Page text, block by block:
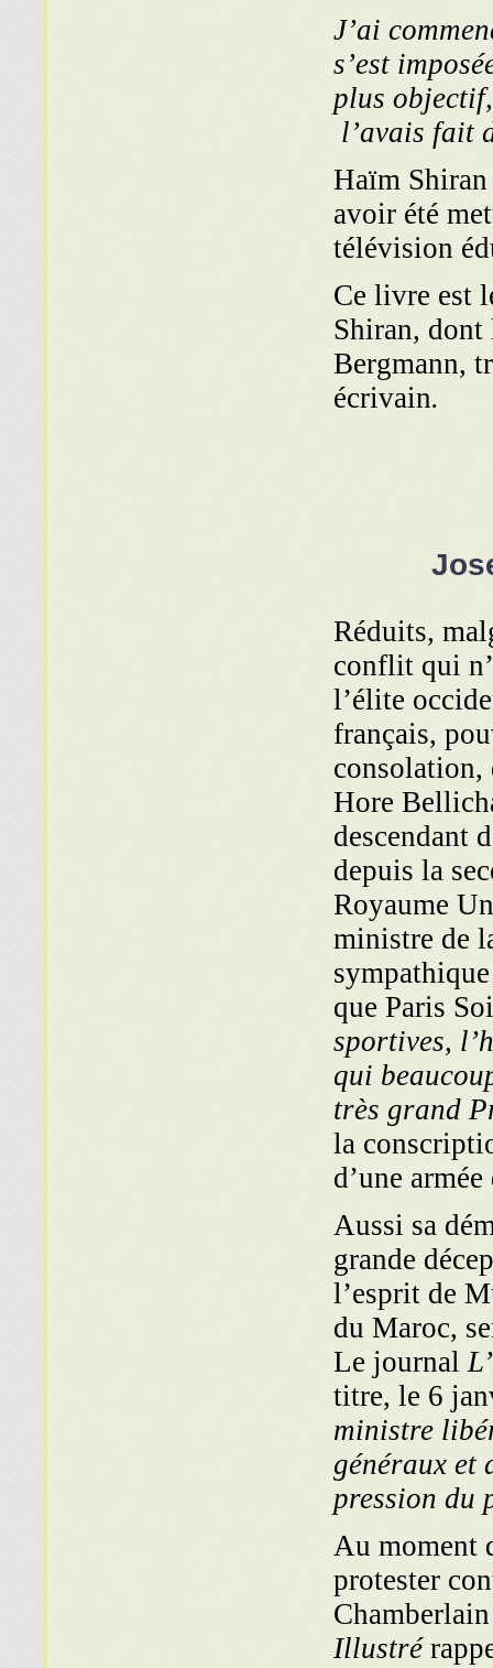
J’ai
s’est
plus
l’avais fait
Haïm
avoir été
télévision
Ce livre est
Shiran, dont
Bergmann,
écrivain.
Réduits,
conflit qui
l’élite
français,
consolation,
Hore
descendant
depuis la
Royaume
ministre de
que Paris
sportives,
qui
très grand
la
d’une
Aussi sa
grande
l’esprit de
du Maroc,
Le journal
titre, le 6
ministre
généraux et
pression du
Au moment
protester
Illustré